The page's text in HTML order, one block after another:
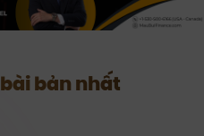
bản nhất